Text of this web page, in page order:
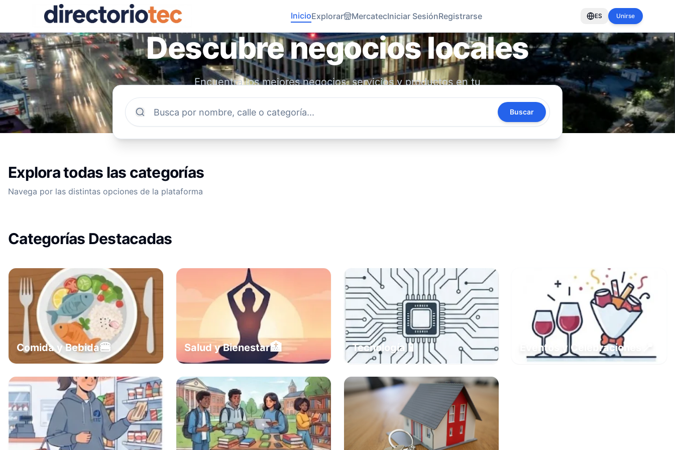
InicioExplorar MercatecIniciar SesiónRegistrarse ES Unirse
Descubre negocios locales
Encuentra los mejores negocios, servicios y productos en tu
comunidad. Conecta con emprendedores locales y apoya tu
Buscar
Explora todas las categorías
Navega por las distintas opciones de la plataforma
Categorías Destacadas
Comida y Bebida🍔 Salud y Bienestar🏥 Tecnología 📱 Eventos y Celebraciones